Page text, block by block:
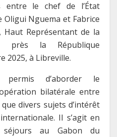
entre le chef de l’État
Oligui Nguema et Fabrice
Haut Représentant de la
près la République
2025, à Libreville.
d’aborder le
bilatérale entre
divers sujets d’intérêt
Il s’agit en
au Gabon du